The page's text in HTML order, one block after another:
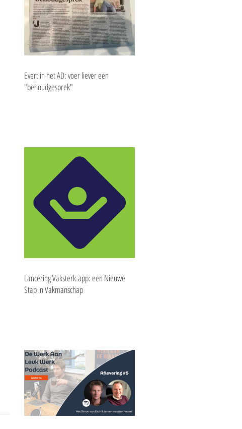
Evert in het AD: voer liever een
"behoudgesprek"
Lancering Vaksterk-app: een Nieuwe
Stap in Vakmanschap